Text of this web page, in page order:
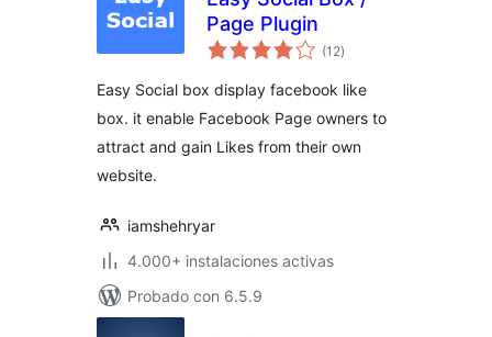
Page Plugin
(12total
de
)
Easy Social box display facebook like
box. it enable Facebook Page owners to
attract and gain Likes from their own
website.
iamshehryar
4.000+ instalaciones activas
Probado con 6.5.9